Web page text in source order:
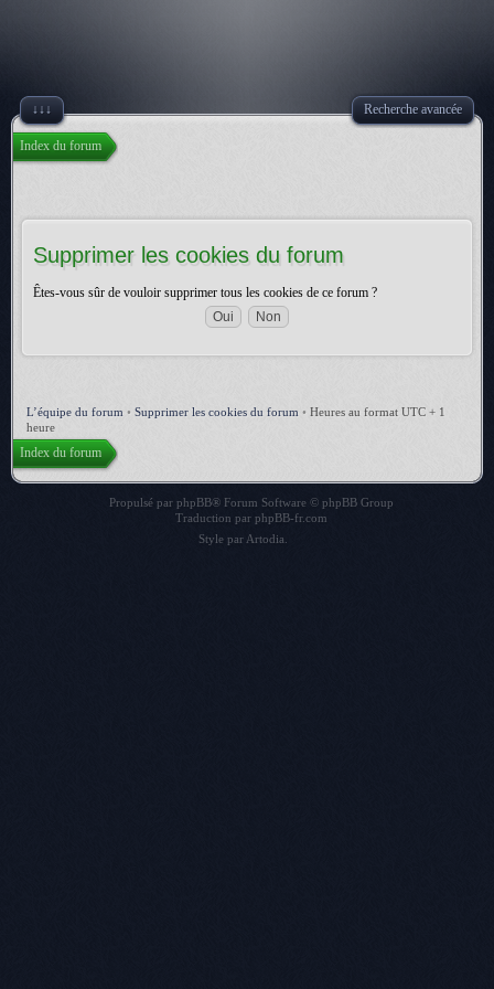
↓↓↓ Recherche avancée
Index du forum
Supprimer les cookies du forum
Êtes-vous sûr de vouloir supprimer tous les cookies de ce forum ?
L’équipe du forum • Supprimer les cookies du forum • Heures au format UTC + 1
heure
Index du forum
Propulsé par phpBB® Forum Software © phpBB Group
Traduction par phpBB-fr.com
Style par Artodia